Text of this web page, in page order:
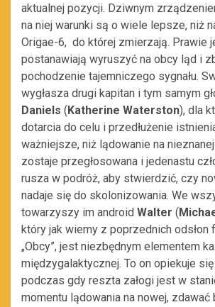
aktualnej pozycji. Dziwnym
na niej warunki są o wiele lepsze, niż
Origae-6, do której zmierzają. Prawie
postanawiają wyruszyć na obcy ląd i
pochodzenie tajemniczego sygnału.
wygłasza drugi kapitan i tym samym
Daniels ( Katherine Waterston), dla
dotarcia do celu i przedłużenie
ważniejsze, niż lądowanie na
zostaje przegłosowana i jedenastu
rusza w podróż, aby stwierdzić, czy
nadaje się do skolonizowania. We
towarzyszy im android Walter (
który jak wiemy z poprzednich
„Obcy”, jest niezbędnym elementem
międzygalaktycznej. To on opiekuje
podczas gdy reszta załogi jest w
momentu lądowania na nowej, zdawać